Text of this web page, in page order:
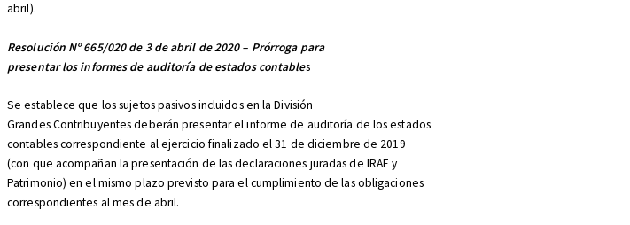
abril).
Resolución Nº 665/020 de 3 de abril de 2020 – Prórroga para
presentar los informes de auditoría de estados contables
Se establece que los sujetos pasivos incluidos en la División
Grandes Contribuyentes deberán presentar el informe de auditoría de los estados
contables correspondiente al ejercicio finalizado el 31 de diciembre de 2019
(con que acompañan la presentación de las declaraciones juradas de IRAE y
Patrimonio) en el mismo plazo previsto para el cumplimiento de las obligaciones
correspondientes al mes de abril.